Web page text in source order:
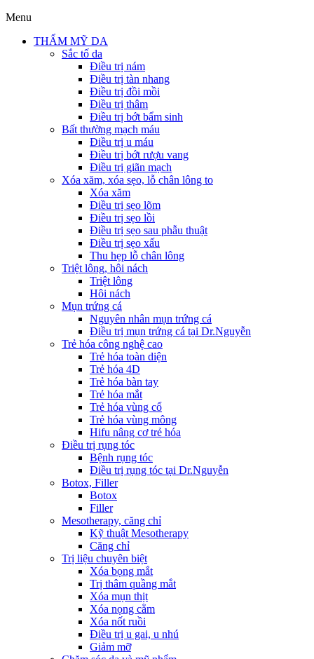
Menu
THẨM MỸ DA
Sắc tố da
Điều trị nám
Điều trị tàn nhang
Điều trị đồi mồi
Điều trị thâm
Điều trị bớt bẩm sinh
Bất thường mạch máu
Điều trị u máu
Điều trị bớt rượu vang
Điều trị giãn mạch
Xóa xăm, xóa sẹo, lỗ chân lông to
Xóa xăm
Điều trị sẹo lõm
Điều trị sẹo lồi
Điều trị sẹo sau phẫu thuật
Điều trị sẹo xấu
Thu hẹp lỗ chân lông
Triệt lông, hôi nách
Triệt lông
Hôi nách
Mụn trứng cá
Nguyên nhân mụn trứng cá
Điều trị mụn trứng cá tại Dr.Nguyễn
Trẻ hóa công nghệ cao
Trẻ hóa toàn diện
Trẻ hóa 4D
Trẻ hóa bàn tay
Trẻ hóa mắt
Trẻ hóa vùng cổ
Trẻ hóa vùng mông
Hifu nâng cơ trẻ hóa
Điều trị rụng tóc
Bệnh rụng tóc
Điều trị rụng tóc tại Dr.Nguyễn
Botox, Filler
Botox
Filler
Mesotherapy, căng chỉ
Kỹ thuật Mesotherapy
Căng chỉ
Trị liệu chuyên biệt
Xóa bọng mắt
Trị thâm quầng mắt
Xóa mụn thịt
Xóa nọng cằm
Xóa nốt ruồi
Điều trị u gai, u nhú
Giảm mỡ